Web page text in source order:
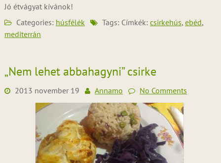
Jó étvágyat kívánok!
Categories: húsfélék Tags: Címkék: csirkehús, ebéd,
mediterrán
„Nem lehet abbahagyni” csirke
2013 november 19 Annamo No Comments